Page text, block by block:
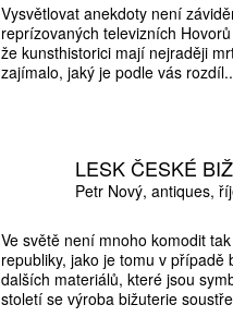
Vysvětlovat anekdoty není
reprízovaných televizních
že kunsthistorici mají nejraději
zajímalo, jaký je podle vás
LESK ČESKÉ
Petr Nový antiques
Ve světě není mnoho komodit
republiky, jako je tomu v
dalších materiálů, které jsou
století se výroba bižuterie